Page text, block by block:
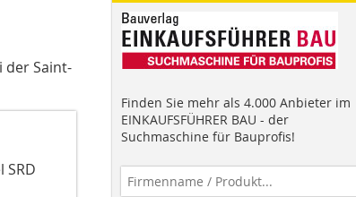
der Saint-
Finden Sie mehr als 4.000 Anbieter im
EINKAUFSFÜHRER BAU - der
Suchmaschine für Bauprofis!